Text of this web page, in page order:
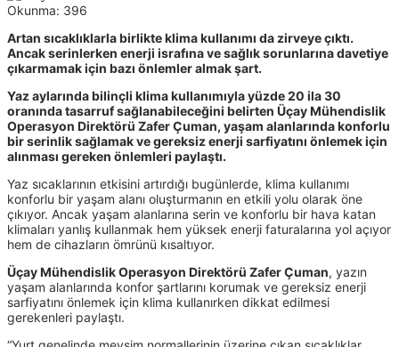
Okunma: 396
Artan sıcaklıklarla birlikte klima kullanımı da zirveye çıktı.
Ancak serinlerken enerji israfına ve sağlık sorunlarına davetiye
çıkarmamak için bazı önlemler almak şart.
Yaz aylarında bilinçli klima kullanımıyla yüzde 20 ila 30
oranında tasarruf sağlanabileceğini belirten Üçay Mühendislik
Operasyon Direktörü Zafer Çuman, yaşam alanlarında konforlu
bir serinlik sağlamak ve gereksiz enerji sarfiyatını önlemek için
alınması gereken önlemleri paylaştı.
Yaz sıcaklarının etkisini artırdığı bugünlerde, klima kullanımı
konforlu bir yaşam alanı oluşturmanın en etkili yolu olarak öne
çıkıyor. Ancak yaşam alanlarına serin ve konforlu bir hava katan
klimaları yanlış kullanmak hem yüksek enerji faturalarına yol açıyor
hem de cihazların ömrünü kısaltıyor.
Üçay Mühendislik Operasyon Direktörü Zafer Çuman, yazın
yaşam alanlarında konfor şartlarını korumak ve gereksiz enerji
sarfiyatını önlemek için klima kullanırken dikkat edilmesi
gerekenleri paylaştı.